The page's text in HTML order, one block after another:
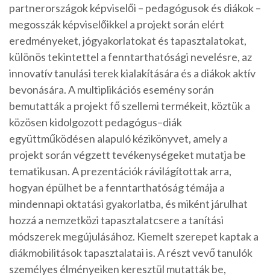
partnerországok képviselői – pedagógusok és diákok –
megosszák képviselőikkel a projekt során elért
eredményeket, jógyakorlatokat és tapasztalatokat,
különös tekintettel a fenntarthatósági nevelésre, az
innovatív tanulási terek kialakítására és a diákok aktív
bevonására. A multiplikációs esemény során
bemutatták a projekt fő szellemi termékeit, köztük a
közösen kidolgozott pedagógus–diák
együttműködésen alapuló kézikönyvet, amely a
projekt során végzett tevékenységeket mutatja be
tematikusan. A prezentációk rávilágítottak arra,
hogyan épülhet be a fenntarthatóság témája a
mindennapi oktatási gyakorlatba, és miként járulhat
hozzá a nemzetközi tapasztalatcsere a tanítási
módszerek megújulásához. Kiemelt szerepet kaptak a
diákmobilitások tapasztalatai is. A részt vevő tanulók
személyes élményeiken keresztül mutatták be,